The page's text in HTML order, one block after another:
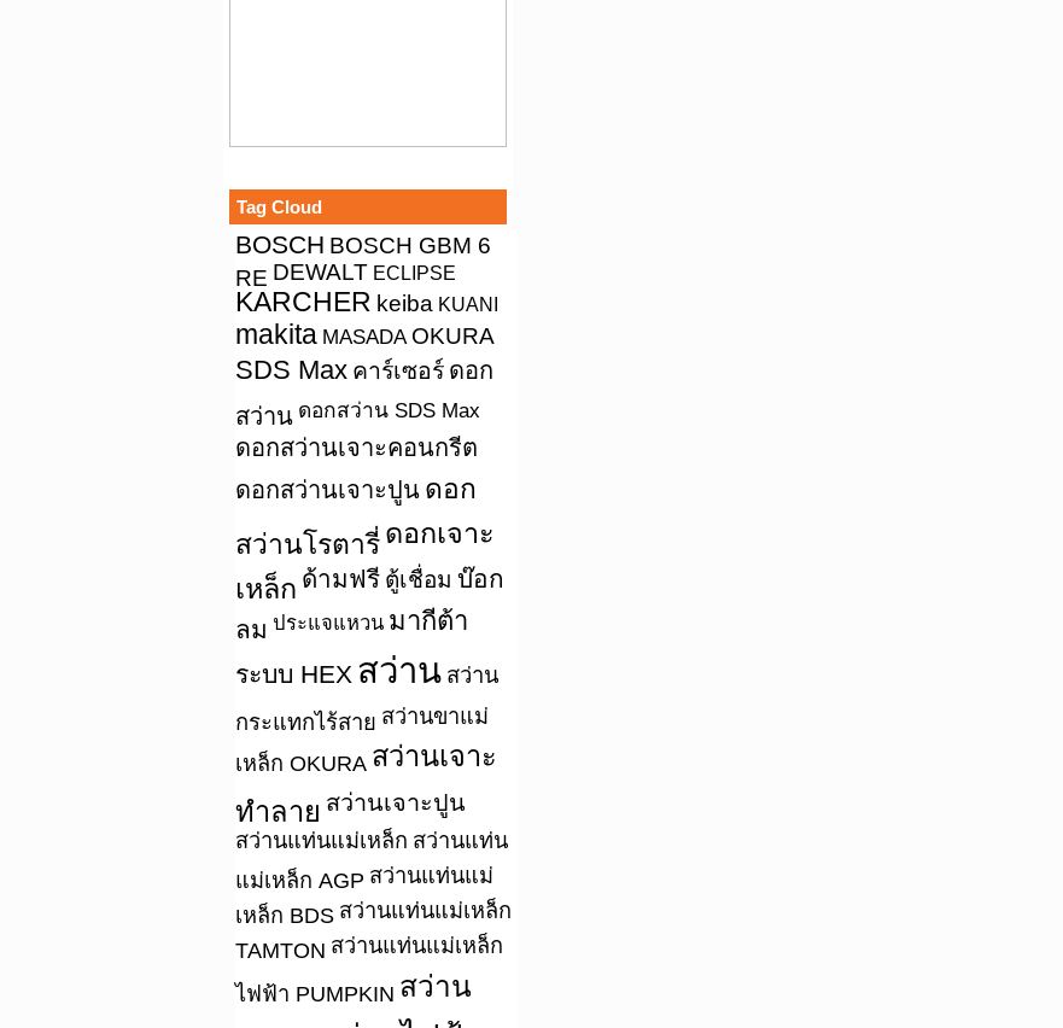
Tag Cloud
BOSCH BOSCH GBM 6
RE DEWALT ECLIPSE
KARCHER keiba KUANI
makita MASADA OKURA
SDS Max คาร์เซอร์ ดอก
สว่าน ดอกสว่าน SDS Max
ดอกสว่านเจาะคอนกรีต
ดอกสว่านเจาะปูน ดอก
สว่านโรตารี่ ดอกเจาะ
เหล็ก ด้ามฟรี ตู้เชื่อม บ๊อก
ลม ประแจแหวน มากีต้า
ระบบ HEX สว่าน สว่าน
กระแทกไร้สาย สว่านขาแม่
เหล็ก OKURA สว่านเจาะ
ทำลาย สว่านเจาะปูน
สว่านแท่นแม่เหล็ก สว่านแท่น
แม่เหล็ก AGP สว่านแท่นแม่
เหล็ก BDS สว่านแท่นแม่เหล็ก
TAMTON สว่านแท่นแม่เหล็ก
ไฟฟ้า PUMPKIN สว่าน